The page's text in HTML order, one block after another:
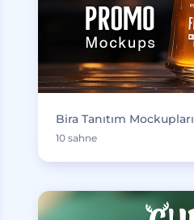
Bira Tanıtım Mockupları
10 sahne